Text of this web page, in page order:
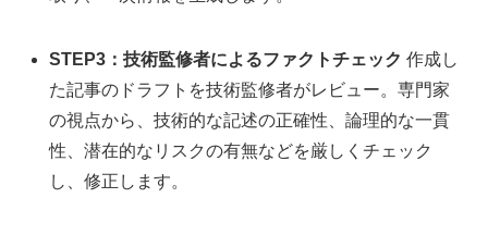
STEP3：技術監修者によるファクトチェック 作成し
た記事のドラフトを技術監修者がレビュー。専門家
の視点から、技術的な記述の正確性、論理的な一貫
性、潜在的なリスクの有無などを厳しくチェック
し、修正します。